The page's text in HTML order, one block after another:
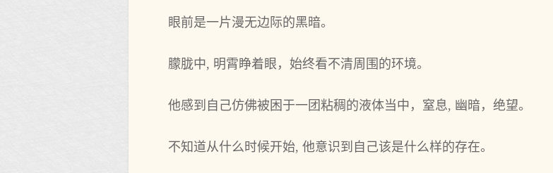
眼前是一片漫无边际的黑暗。
朦胧中, 明霄睁着眼，始终看不清周围的环境。
他感到自己仿佛被困于一团粘稠的液体当中，窒息, 幽暗，绝望。
不知道从什么时候开始, 他意识到自己该是什么样的存在。